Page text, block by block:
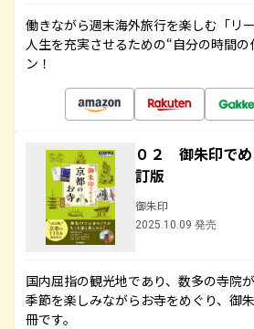
働きながら週末海外旅行を楽しむ「リ
人生を充実させるための“自分の時間
ン！
０２ 御朱印で
訂版
御朱印
2025.10.09 発売
国内屈指の観光地であり、数多の寺院
季節を楽しみながらお寺をめぐり、御
冊です。